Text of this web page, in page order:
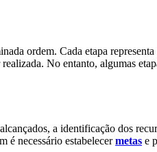
ordem. Cada etapa
No entanto, algumas
a identificação dos
é necessário estabelecermetas e